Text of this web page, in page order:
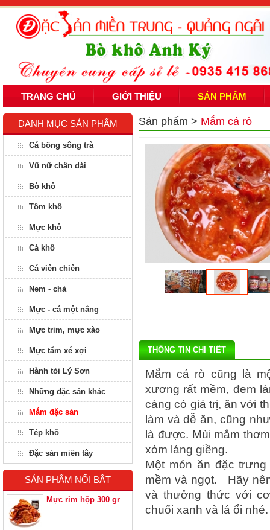
TRANG CHỦ GIỚI THIỆU SẢN PHẨM
DANH MỤC SẢN PHẨM
Cá bống sông trà
Vũ nữ chân dài
Bò khô
Tôm khô
Mực khô
Cá khô
Cá viên chiên
Nem - chả
Mực - cá một nắng
Mực trim, mực xào
Mực tẩm xé xợi
Hành tỏi Lý Sơn
Những đặc sản khác
Mắm đặc sản
Tép khô
Đặc sản miền tây
SẢN PHẨM NỔI BẬT
Mực rim hộp 300 gr
Sản phẩm > Mắm cá rò
THÔNG TIN CHI TIẾT
Mắm cá rò cũng là
xương rất mềm, đem
càng có giá trị, ăn với
làm và dễ ăn, cũng
là được. Mùi mắm
xóm láng giềng.
Một món ăn đặc
mềm và ngọt. Hãy
và thưởng thức với
chuối xanh và lá ổi nhé.